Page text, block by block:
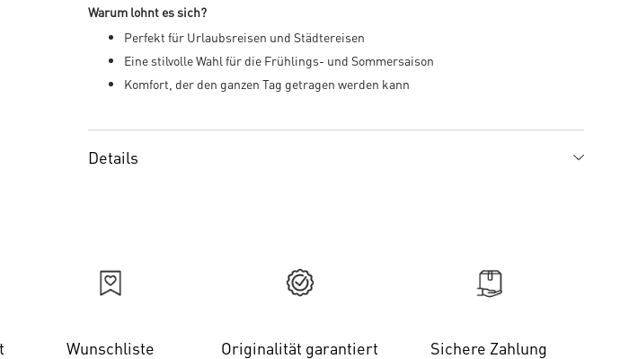
Warum lohnt es sich?
Perfekt für Urlaubsreisen und Städtereisen
Eine stilvolle Wahl für die Frühlings- und Sommersaison
Komfort, der den ganzen Tag getragen werden kann
Details
Wunschliste Originalität garantiert Sichere Zahlung